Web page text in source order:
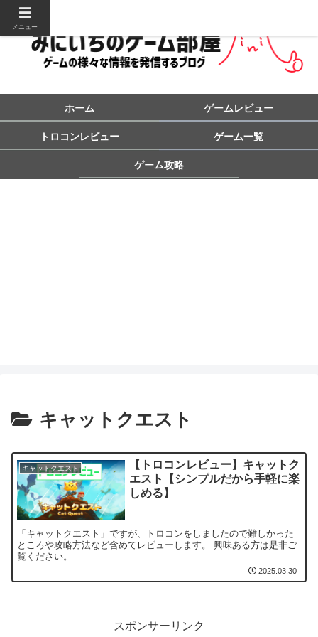
ホーム ゲームレビュー
トロコンレビュー ゲーム一覧
ゲーム攻略
キャットクエスト
キャットクエスト
【トロコンレビュー】キャットク
エスト【シンプルだから手軽に楽
しめる】
「キャットクエスト」ですが、トロコンをしましたので難しかった
ところや攻略方法など含めてレビューします。 興味ある方は是非ご
覧ください。
2025.03.30
スポンサーリンク
メニュー